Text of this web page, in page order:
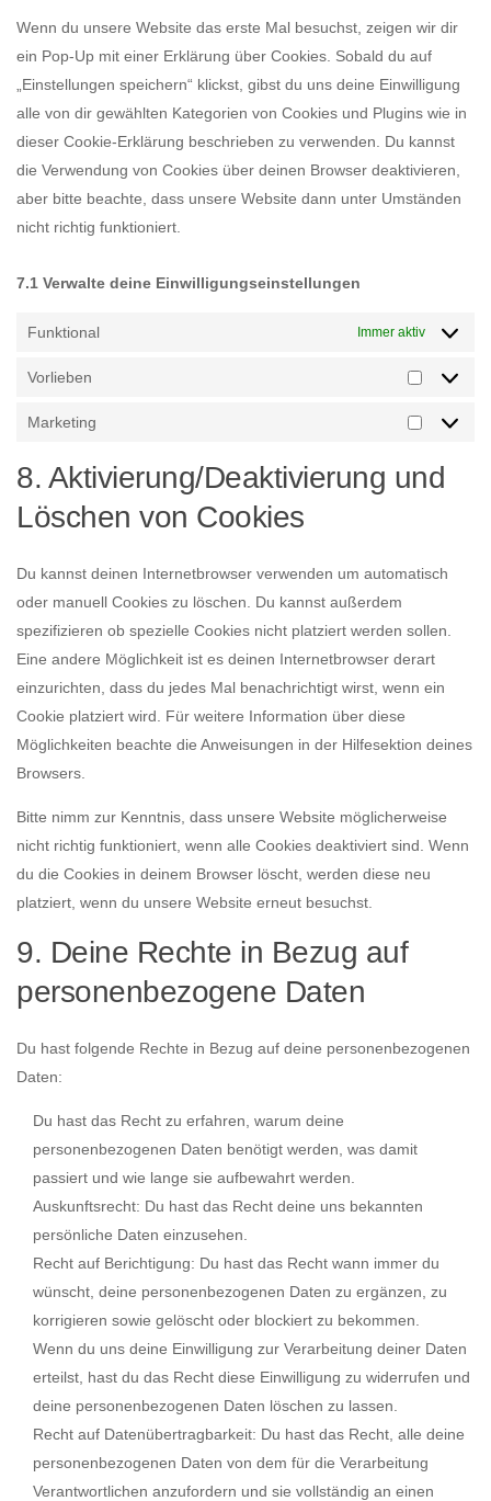
Wenn du unsere Website das erste Mal besuchst, zeigen wir dir
ein Pop-Up mit einer Erklärung über Cookies. Sobald du auf
„Einstellungen speichern“ klickst, gibst du uns deine Einwilligung
alle von dir gewählten Kategorien von Cookies und Plugins wie in
dieser Cookie-Erklärung beschrieben zu verwenden. Du kannst
die Verwendung von Cookies über deinen Browser deaktivieren,
aber bitte beachte, dass unsere Website dann unter Umständen
nicht richtig funktioniert.
7.1 Verwalte deine Einwilligungseinstellungen
Funktional Immer aktiv
Vorlieben
Marketing
8. Aktivierung/Deaktivierung und
Löschen von Cookies
Du kannst deinen Internetbrowser verwenden um automatisch
oder manuell Cookies zu löschen. Du kannst außerdem
spezifizieren ob spezielle Cookies nicht platziert werden sollen.
Eine andere Möglichkeit ist es deinen Internetbrowser derart
einzurichten, dass du jedes Mal benachrichtigt wirst, wenn ein
Cookie platziert wird. Für weitere Information über diese
Möglichkeiten beachte die Anweisungen in der Hilfesektion deines
Browsers.
Bitte nimm zur Kenntnis, dass unsere Website möglicherweise
nicht richtig funktioniert, wenn alle Cookies deaktiviert sind. Wenn
du die Cookies in deinem Browser löscht, werden diese neu
platziert, wenn du unsere Website erneut besuchst.
9. Deine Rechte in Bezug auf
personenbezogene Daten
Du hast folgende Rechte in Bezug auf deine personenbezogenen
Daten:
Du hast das Recht zu erfahren, warum deine
personenbezogenen Daten benötigt werden, was damit
passiert und wie lange sie aufbewahrt werden.
Auskunftsrecht: Du hast das Recht deine uns bekannten
persönliche Daten einzusehen.
Recht auf Berichtigung: Du hast das Recht wann immer du
wünscht, deine personenbezogenen Daten zu ergänzen, zu
korrigieren sowie gelöscht oder blockiert zu bekommen.
Wenn du uns deine Einwilligung zur Verarbeitung deiner Daten
erteilst, hast du das Recht diese Einwilligung zu widerrufen und
deine personenbezogenen Daten löschen zu lassen.
Recht auf Datenübertragbarkeit: Du hast das Recht, alle deine
personenbezogenen Daten von dem für die Verarbeitung
Verantwortlichen anzufordern und sie vollständig an einen